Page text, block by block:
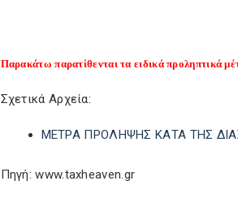
Παρακάτω παρατίθενται τα ειδικά προληπτικά
Σχετικά Αρχεία:
ΜΕΤΡΑ ΠΡΟΛΗΨΗΣ ΚΑΤΑ ΤΗΣ
Πηγή: www.taxheaven.gr